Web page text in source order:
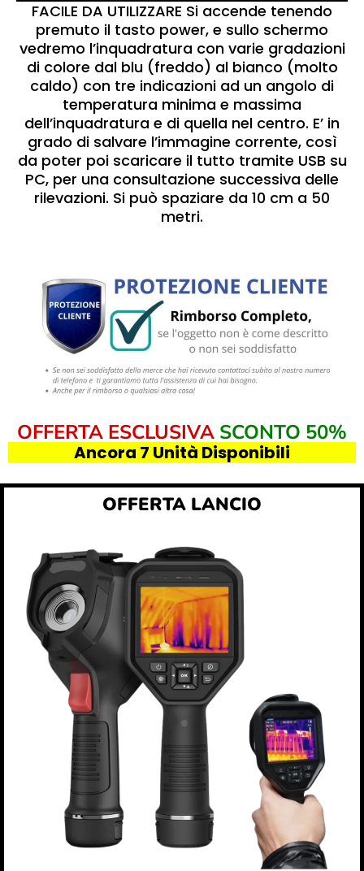
FACILE DA UTILIZZARE Si accende tenendo
premuto il tasto power, e sullo schermo
vedremo l’inquadratura con varie gradazioni
di colore dal blu (freddo) al bianco (molto
caldo) con tre indicazioni ad un angolo di
temperatura minima e massima
dell’inquadratura e di quella nel centro. E’ in
grado di salvare l’immagine corrente, così
da poter poi scaricare il tutto tramite USB su
PC, per una consultazione successiva delle
rilevazioni. Si può spaziare da 10 cm a 50
metri.
OFFERTA ESCLUSIVA SCONTO 50%
Ancora 7 Unità Disponibili
OFFERTA LANCIO